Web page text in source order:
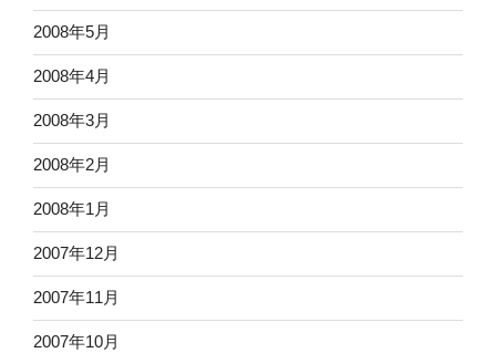
2008年5月
2008年4月
2008年3月
2008年2月
2008年1月
2007年12月
2007年11月
2007年10月